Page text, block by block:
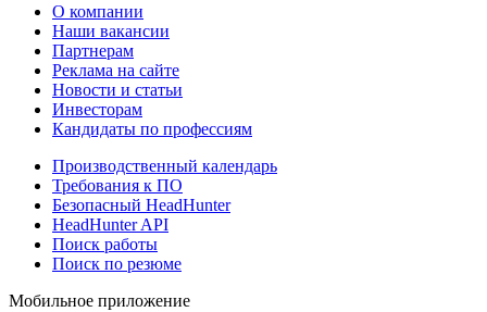
О компании
Наши вакансии
Партнерам
Реклама на сайте
Новости и статьи
Инвесторам
Кандидаты по профессиям
Производственный календарь
Требования к ПО
Безопасный HeadHunter
HeadHunter API
Поиск работы
Поиск по резюме
Мобильное приложение